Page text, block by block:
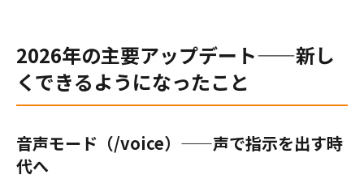
2026年の主要アップデート——新し
くできるようになったこと
音声モード（/voice）——声で指示を出す時
代へ